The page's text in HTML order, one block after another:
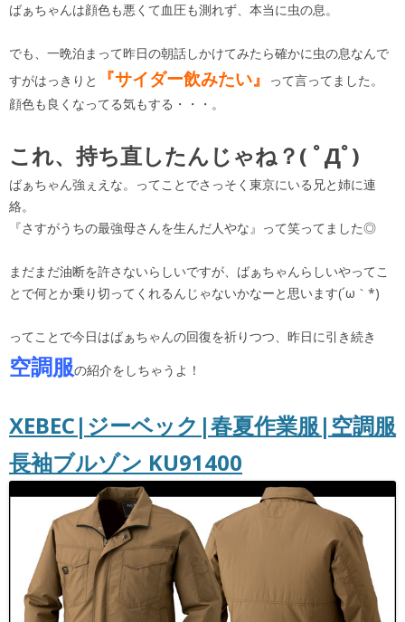
ばぁちゃんは顔色も悪くて血圧も測れず、本当に虫の息。
でも、一晩泊まって昨日の朝話しかけてみたら確かに虫の息なんで
すがはっきりと
『サイダー飲みたい』
って言ってました。
顔色も良くなってる気もする・・・。
これ、持ち直したんじゃね？( ﾟДﾟ)
ばぁちゃん強ぇえな。ってことでさっそく東京にいる兄と姉に連
絡。
『さすがうちの最強母さんを生んだ人やな』って笑ってました◎
まだまだ油断を許さないらしいですが、ばぁちゃんらしいやってこ
とで何とか乗り切ってくれるんじゃないかなーと思います(´ω｀*)
ってことで今日はばぁちゃんの回復を祈りつつ、昨日に引き続き
空調服の紹介をしちゃうよ！
XEBEC|ジーベック|春夏作業服|空調服
長袖ブルゾン KU91400